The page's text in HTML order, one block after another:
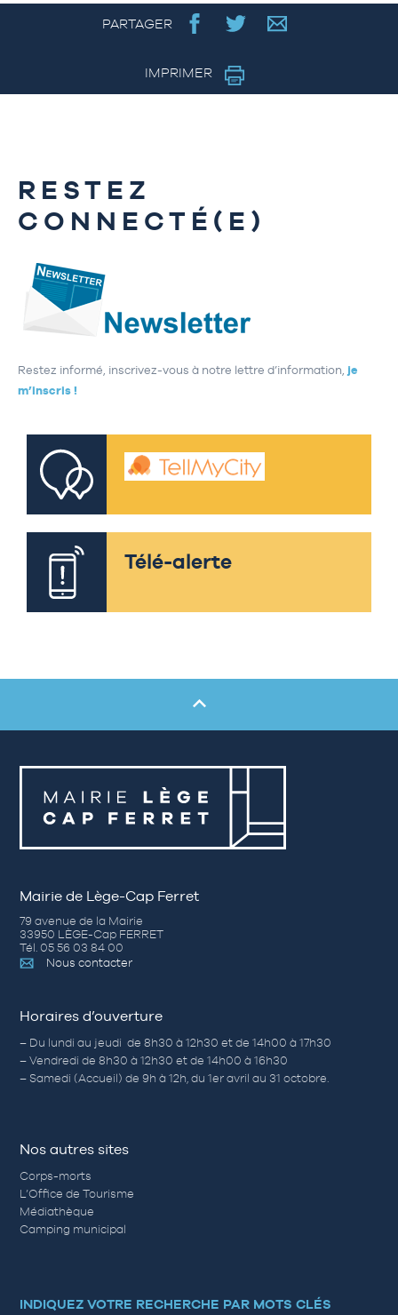
PARTAGER
IMPRIMER
RESTEZ
CONNECTÉ(E)
Restez informé, inscrivez-vous à notre lettre d’information, je
m’inscris !
Télé-alerte
Mairie de Lège-Cap Ferret
79 avenue de la Mairie
33950 LÈGE-Cap FERRET
Tél. 05 56 03 84 00
Nous contacter
Horaires d’ouverture
– Du lundi au jeudi de 8h30 à 12h30 et de 14h00 à 17h30
– Vendredi de 8h30 à 12h30 et de 14h00 à 16h30
– Samedi (Accueil) de 9h à 12h, du 1er avril au 31 octobre.
Nos autres sites
Corps-morts
L’Office de Tourisme
Médiathèque
Camping municipal
INDIQUEZ VOTRE RECHERCHE PAR MOTS CLÉS